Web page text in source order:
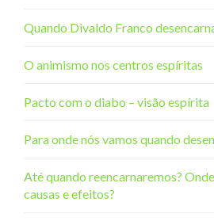
Quando Divaldo Franco
O animismo nos centros espíritas
Pacto com o diabo – visão espírita
Para onde nós vamos quando
Até quando reencarnaremos?
causas e efeitos?